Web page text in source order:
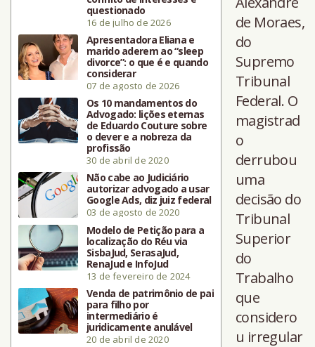
questionado
16 de julho de 2026
Apresentadora Eliana e
marido aderem ao “sleep
divorce”: o que é e quando
considerar
07 de agosto de 2026
Os 10 mandamentos do
Advogado: lições eternas
de Eduardo Couture sobre
o dever e a nobreza da
profissão
30 de abril de 2020
Não cabe ao Judiciário
autorizar advogado a usar
Google Ads, diz juiz federal
03 de agosto de 2020
Modelo de Petição para a
localização do Réu via
SisbaJud, SerasaJud,
RenaJud e InfoJud
13 de fevereiro de 2024
Venda de patrimônio de pai
para filho por
intermediário é
juridicamente anulável
20 de abril de 2020
de Moraes,
do
Supremo
Tribunal
Federal. O
magistrad
o
derrubou
uma
decisão do
Tribunal
Superior
do
Trabalho
que
considero
u irregular